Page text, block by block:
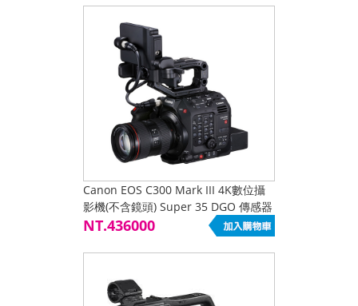
Canon EOS C300 Mark III 4K數位攝
影機(不含鏡頭) Super 35 DGO 傳感器
C300 三代 專業電影機
NT.436000